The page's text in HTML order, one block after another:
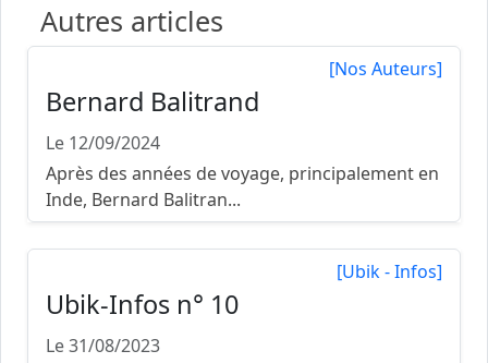
Autres articles
[Nos Auteurs]
Bernard Balitrand
Le 12/09/2024
Après des années de voyage, principalement en
Inde, Bernard Balitran...
[Ubik - Infos]
Ubik-Infos n° 10
Le 31/08/2023